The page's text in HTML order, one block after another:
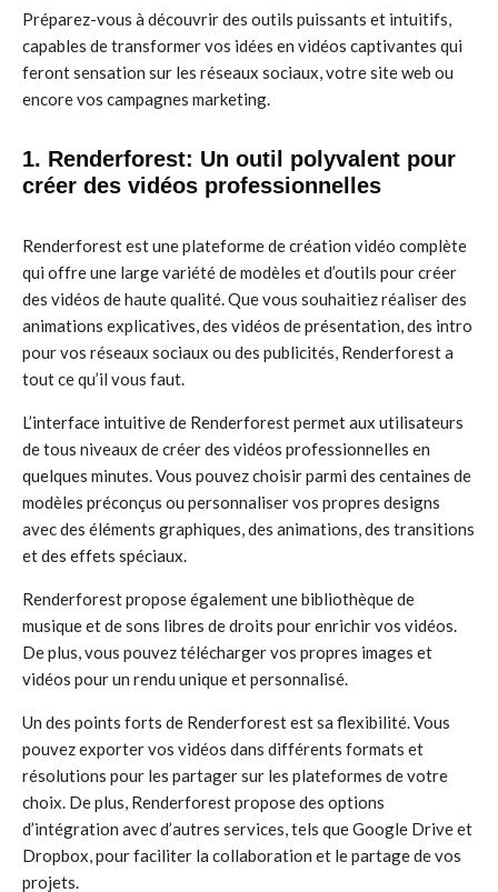
Préparez-vous à découvrir des outils puissants et intuitifs,
capables de transformer vos idées en vidéos captivantes qui
feront sensation sur les réseaux sociaux, votre site web ou
encore vos campagnes marketing.
1. Renderforest: Un outil polyvalent pour
créer des vidéos professionnelles
Renderforest est une plateforme de création vidéo complète
qui offre une large variété de modèles et d’outils pour créer
des vidéos de haute qualité. Que vous souhaitiez réaliser des
animations explicatives, des vidéos de présentation, des intro
pour vos réseaux sociaux ou des publicités, Renderforest a
tout ce qu’il vous faut.
L’interface intuitive de Renderforest permet aux utilisateurs
de tous niveaux de créer des vidéos professionnelles en
quelques minutes. Vous pouvez choisir parmi des centaines de
modèles préconçus ou personnaliser vos propres designs
avec des éléments graphiques, des animations, des transitions
et des effets spéciaux.
Renderforest propose également une bibliothèque de
musique et de sons libres de droits pour enrichir vos vidéos.
De plus, vous pouvez télécharger vos propres images et
vidéos pour un rendu unique et personnalisé.
Un des points forts de Renderforest est sa flexibilité. Vous
pouvez exporter vos vidéos dans différents formats et
résolutions pour les partager sur les plateformes de votre
choix. De plus, Renderforest propose des options
d’intégration avec d’autres services, tels que Google Drive et
Dropbox, pour faciliter la collaboration et le partage de vos
projets.